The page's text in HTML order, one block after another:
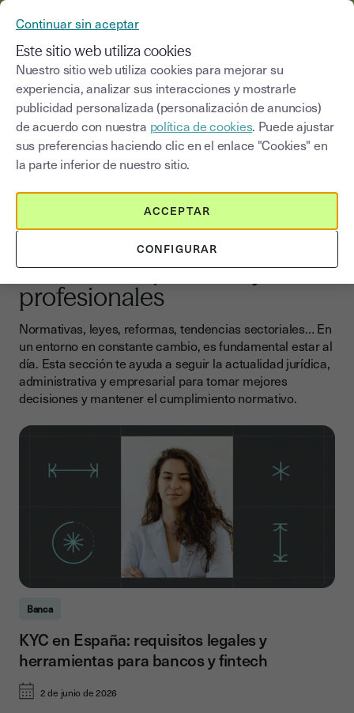
Blog| Noticias y normativa
Seleccionar una categoría Saisissez un terme
Actualidad y normativas
Mantente informado sobre
los cambios jurídicos y
profesionales
Normativas, leyes, reformas, tendencias sectoriales… En
un entorno en constante cambio, es fundamental estar al
día. Esta sección te ayuda a seguir la actualidad jurídica,
administrativa y empresarial para tomar mejores
decisiones y mantener el cumplimiento normativo.
Banca
2 de junio de 2026
KYC en España: requisitos legales y
herramientas para bancos y fintech
Continuar sin aceptar
Este sitio web utiliza cookies
Nuestro sitio web utiliza cookies para mejorar su
experiencia, analizar sus interacciones y mostrarle
publicidad personalizada (personalización de anuncios)
de acuerdo con nuestra política de cookies. Puede ajustar
sus preferencias haciendo clic en el enlace "Cookies" en
la parte inferior de nuestro sitio.
CONFIGURAR
ACCEPTAR